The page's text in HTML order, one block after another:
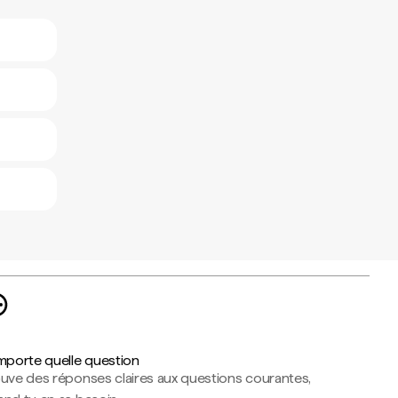
quelle question
des réponses claires aux questions courantes,